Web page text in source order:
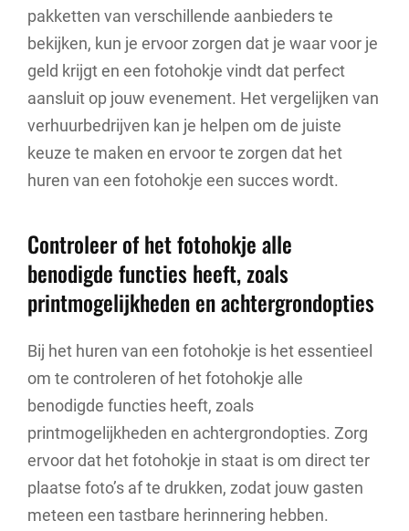
pakketten van verschillende aanbieders te
bekijken, kun je ervoor zorgen dat je waar voor je
geld krijgt en een fotohokje vindt dat perfect
aansluit op jouw evenement. Het vergelijken van
verhuurbedrijven kan je helpen om de juiste
keuze te maken en ervoor te zorgen dat het
huren van een fotohokje een succes wordt.
Controleer of het fotohokje alle
benodigde functies heeft, zoals
printmogelijkheden en achtergrondopties
Bij het huren van een fotohokje is het essentieel
om te controleren of het fotohokje alle
benodigde functies heeft, zoals
printmogelijkheden en achtergrondopties. Zorg
ervoor dat het fotohokje in staat is om direct ter
plaatse foto’s af te drukken, zodat jouw gasten
meteen een tastbare herinnering hebben.